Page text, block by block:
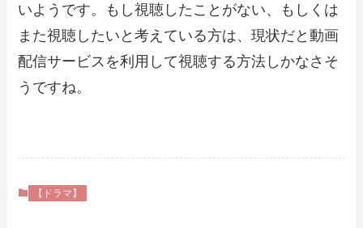
いようです。もし視聴したことがない、もしくは
また視聴したいと考えている方は、現状だと動画
配信サービスを利用して視聴する方法しかなさそ
うですね。
【ドラマ】